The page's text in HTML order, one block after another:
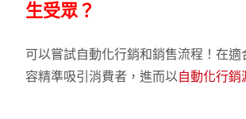
生受眾？
可以嘗試自動化行銷和銷售流程！在適
容精準吸引消費者，進而以自動化行銷